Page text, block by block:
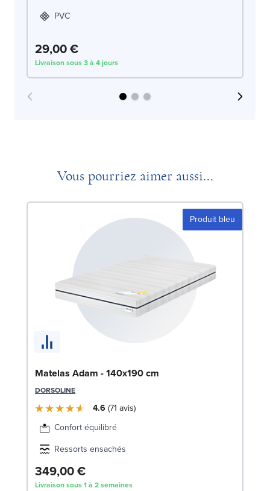
PVC
29,00 €
Livraison sous 3 à 4 jours
Vous pourriez aimer aussi...
Produit bleu
Matelas Adam - 140x190 cm
DORSOLINE
4.6 71 avis
Confort équilibré
Ressorts ensachés
349,00 €
Livraison sous 1 à 2 semaines